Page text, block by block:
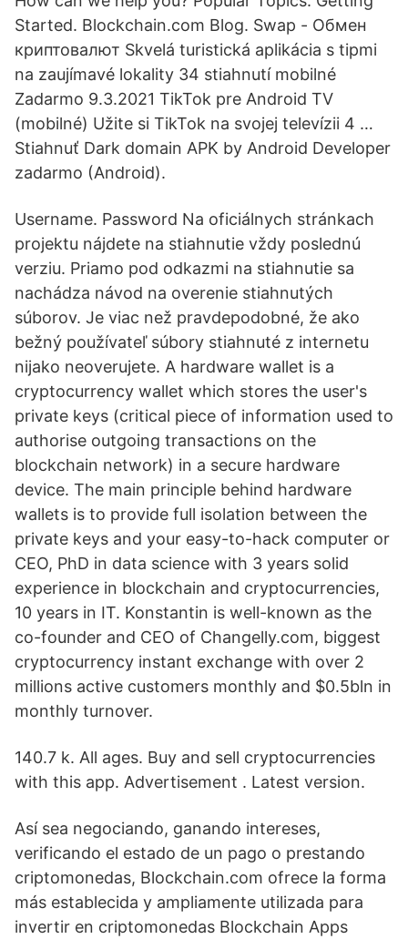
Started. Blockchain.com Blog. Swap - Обмен
криптовалют Skvelá turistická aplikácia s tipmi
na zaujímavé lokality 34 stiahnutí mobilné
Zadarmo 9.3.2021 TikTok pre Android TV
(mobilné) Užite si TikTok na svojej televízii 4 …
Stiahnuť Dark domain APK by Android Developer
zadarmo (Android).
Username. Password Na oficiálnych stránkach
projektu nájdete na stiahnutie vždy poslednú
verziu. Priamo pod odkazmi na stiahnutie sa
nachádza návod na overenie stiahnutých
súborov. Je viac než pravdepodobné, že ako
bežný používateľ súbory stiahnuté z internetu
nijako neoverujete. A hardware wallet is a
cryptocurrency wallet which stores the user's
private keys (critical piece of information used to
authorise outgoing transactions on the
blockchain network) in a secure hardware
device. The main principle behind hardware
wallets is to provide full isolation between the
private keys and your easy-to-hack computer or
CEO, PhD in data science with 3 years solid
experience in blockchain and cryptocurrencies,
10 years in IT. Konstantin is well-known as the
co-founder and CEO of Changelly.com, biggest
cryptocurrency instant exchange with over 2
millions active customers monthly and $0.5bln in
monthly turnover.
140.7 k. All ages. Buy and sell cryptocurrencies
with this app. Advertisement . Latest version.
Así sea negociando, ganando intereses,
verificando el estado de un pago o prestando
criptomonedas, Blockchain.com ofrece la forma
más establecida y ampliamente utilizada para
invertir en criptomonedas Blockchain Apps